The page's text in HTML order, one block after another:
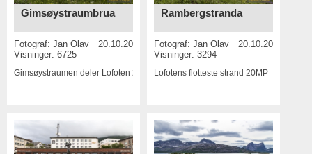
Gimsøystraumbrua
Fotograf: Jan Olav
20.10.2016
Visninger: 6725
Gimsøystraumen deler Lofoten 20MP
Rambergstranda
Fotograf:Jan Olav
20.10.2016
Visninger: 3294
Lofotens flotteste strand20MP